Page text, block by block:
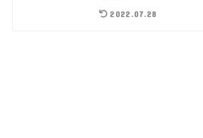
2022.07.28